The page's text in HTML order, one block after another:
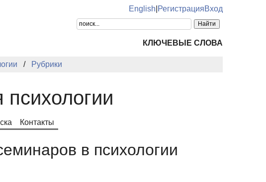
English РегистрацияВход
КЛЮЧЕВЫЕ СЛОВА
Рубрики
психологии
Контакты
в психологии